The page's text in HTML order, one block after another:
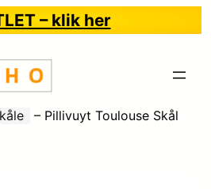
– klik her
– Pillivuyt Toulouse Skål